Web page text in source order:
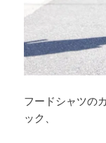
フードシャツの
ック、